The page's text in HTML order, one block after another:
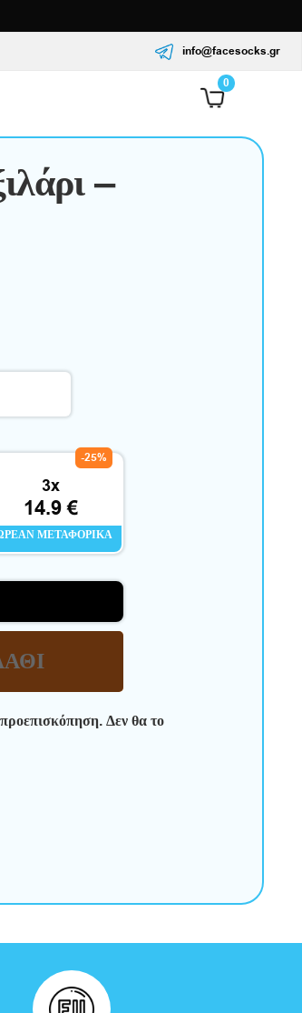
info@facesocks.gr
0
–
3x
14.9 €
-25%
ΜΕΤΑΦΟΡΙΚΆ
Δεν θα το